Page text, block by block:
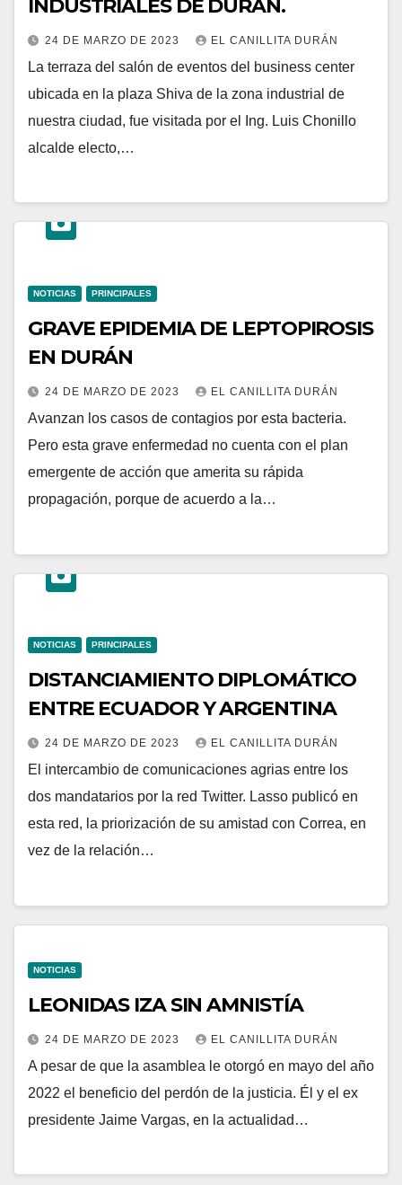
INDUSTRIALES DE DURÁN.
24 DE MARZO DE 2023 EL CANILLITA DURÁN
La terraza del salón de eventos del business center
ubicada en la plaza Shiva de la zona industrial de
nuestra ciudad, fue visitada por el Ing. Luis Chonillo
alcalde electo,…
NOTICIAS PRINCIPALES
GRAVE EPIDEMIA DE LEPTOPIROSIS
EN DURÁN
24 DE MARZO DE 2023 EL CANILLITA DURÁN
Avanzan los casos de contagios por esta bacteria.
Pero esta grave enfermedad no cuenta con el plan
emergente de acción que amerita su rápida
propagación, porque de acuerdo a la…
NOTICIAS PRINCIPALES
DISTANCIAMIENTO DIPLOMÁTICO
ENTRE ECUADOR Y ARGENTINA
24 DE MARZO DE 2023 EL CANILLITA DURÁN
El intercambio de comunicaciones agrias entre los
dos mandatarios por la red Twitter. Lasso publicó en
esta red, la priorización de su amistad con Correa, en
vez de la relación…
NOTICIAS
LEONIDAS IZA SIN AMNISTÍA
24 DE MARZO DE 2023 EL CANILLITA DURÁN
A pesar de que la asamblea le otorgó en mayo del año
2022 el beneficio del perdón de la justicia. Él y el ex
presidente Jaime Vargas, en la actualidad…